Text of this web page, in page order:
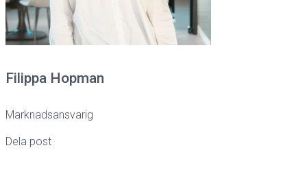
Filippa Hopman
Marknadsansvarig
Dela post